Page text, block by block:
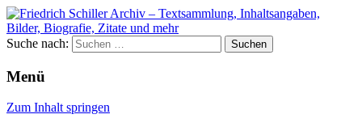
Suche nach:
Menü
Zum Inhalt springen